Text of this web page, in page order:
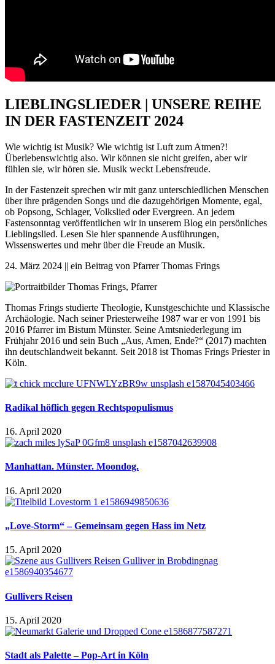
LIEBLINGSLIEDER | UNSERE REIHE
IN DER FASTENZEIT 2024
Wie wichtig ist Musik? Wie wichtig ist Luft zum Atmen?!
Überlebenswichtig also. Wir können sie nicht greifen, aber wir
fühlen sie, wir hören sie. Musik weckt Lebensfreude.
In der Fastenzeit sprechen wir mit ganz unterschiedlichen Menschen
über ihre prägenden Songs und die dazugehörigen Momente, egal,
ob Popsong, Schlager, Volkslied oder Evergreen. An jedem
Fastensonntag veröffentlichen wir in unserem Blog ein persönliches
Lieblingslied. Lesen Sie hier spannende Ausführungen,
Wissenswertes und mehr über die Freude an Musik.
24. März 2024 || ein Beitrag von Pfarrer Thomas Frings
Thomas Frings studierte Theologie, Kunstgeschichte und Klassische
Archäologie. Nach seiner Priesterweihe 1987 war er von 1991 bis
2016 Pfarrer im Bistum Münster. Seine Amtsniederlegung im
Frühjahr 2016 und sein Buch „Aus, Amen, Ende?“ (2017) machten
ihn deutschlandweit bekannt. Seit 2018 ist Thomas Frings Priester in
Köln.
Radikal höflich gegen Rechtspopulismus
16. April 2020
Manhattan. Münster. Moondog.
16. April 2020
„Love-Storm“ – Gemeinsam gegen Hass im Netz
15. April 2020
Gullivers Reisen
15. April 2020
Stadt als Palette – Pop-Art in Köln